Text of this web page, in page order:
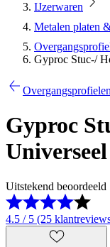
IJzerwaren
Metalen platen
Gyproc Stuc-/
Overgangsprofielen
Gyproc
Uitstekend beoordeeld
4.5 / 5 (25